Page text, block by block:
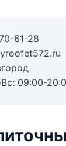
61-28
09:00-